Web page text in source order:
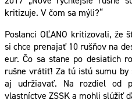
kritizuje. V čom sa mýli?“
Poslanci OĽANO kritizovali, že
si chce prenajať 10 rušňov na
eur. Čo sa stane po desiatich
rušne vrátiť! Za tú istú sumu
aj udržiavať. Na rozdiel od
vlastníctve ZSSK a mohli slúžiť